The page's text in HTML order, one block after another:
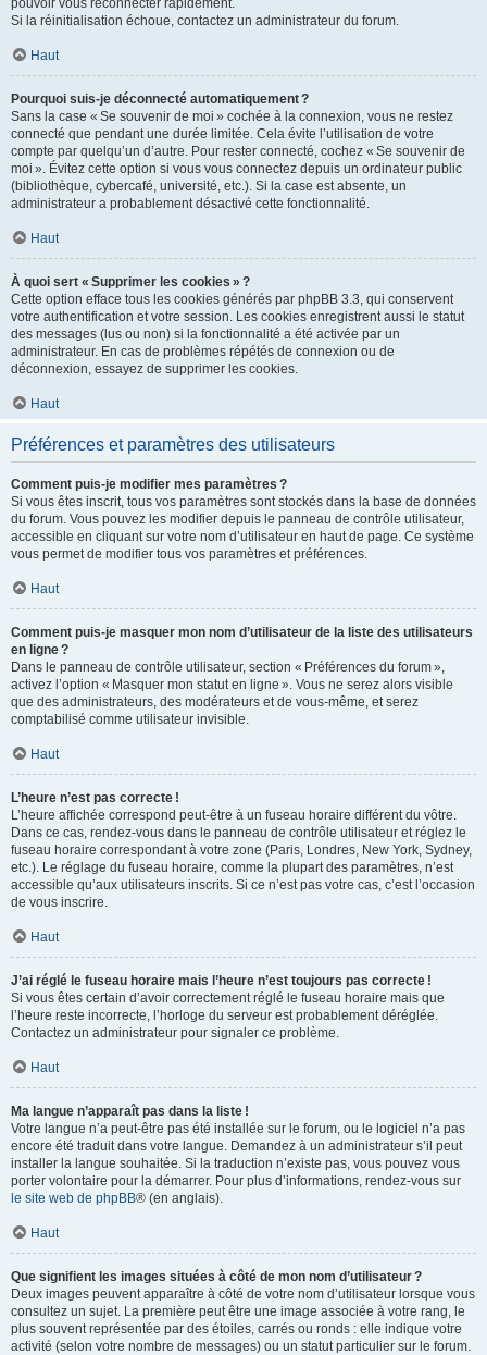
pouvoir vous reconnecter rapidement.
Si la réinitialisation échoue, contactez un administrateur du forum.
Haut
Pourquoi suis-je déconnecté automatiquement ?
Sans la case « Se souvenir de moi » cochée à la connexion, vous ne restez
connecté que pendant une durée limitée. Cela évite l’utilisation de votre
compte par quelqu’un d’autre. Pour rester connecté, cochez « Se souvenir de
moi ». Évitez cette option si vous vous connectez depuis un ordinateur public
(bibliothèque, cybercafé, université, etc.). Si la case est absente, un
administrateur a probablement désactivé cette fonctionnalité.
Haut
À quoi sert « Supprimer les cookies » ?
Cette option efface tous les cookies générés par phpBB 3.3, qui conservent
votre authentification et votre session. Les cookies enregistrent aussi le statut
des messages (lus ou non) si la fonctionnalité a été activée par un
administrateur. En cas de problèmes répétés de connexion ou de
déconnexion, essayez de supprimer les cookies.
Haut
Préférences et paramètres des utilisateurs
Comment puis-je modifier mes paramètres ?
Si vous êtes inscrit, tous vos paramètres sont stockés dans la base de données
du forum. Vous pouvez les modifier depuis le panneau de contrôle utilisateur,
accessible en cliquant sur votre nom d’utilisateur en haut de page. Ce système
vous permet de modifier tous vos paramètres et préférences.
Haut
Comment puis-je masquer mon nom d’utilisateur de la liste des utilisateurs
en ligne ?
Dans le panneau de contrôle utilisateur, section « Préférences du forum »,
activez l’option « Masquer mon statut en ligne ». Vous ne serez alors visible
que des administrateurs, des modérateurs et de vous-même, et serez
comptabilisé comme utilisateur invisible.
Haut
L’heure n’est pas correcte !
L’heure affichée correspond peut-être à un fuseau horaire différent du vôtre.
Dans ce cas, rendez-vous dans le panneau de contrôle utilisateur et réglez le
fuseau horaire correspondant à votre zone (Paris, Londres, New York, Sydney,
etc.). Le réglage du fuseau horaire, comme la plupart des paramètres, n’est
accessible qu’aux utilisateurs inscrits. Si ce n’est pas votre cas, c’est l’occasion
de vous inscrire.
Haut
J’ai réglé le fuseau horaire mais l’heure n’est toujours pas correcte !
Si vous êtes certain d’avoir correctement réglé le fuseau horaire mais que
l’heure reste incorrecte, l’horloge du serveur est probablement déréglée.
Contactez un administrateur pour signaler ce problème.
Haut
Ma langue n’apparaît pas dans la liste !
Votre langue n’a peut-être pas été installée sur le forum, ou le logiciel n’a pas
encore été traduit dans votre langue. Demandez à un administrateur s’il peut
installer la langue souhaitée. Si la traduction n’existe pas, vous pouvez vous
porter volontaire pour la démarrer. Pour plus d’informations, rendez-vous sur
le site web de phpBB® (en anglais).
Haut
Que signifient les images situées à côté de mon nom d’utilisateur ?
Deux images peuvent apparaître à côté de votre nom d’utilisateur lorsque vous
consultez un sujet. La première peut être une image associée à votre rang, le
plus souvent représentée par des étoiles, carrés ou ronds : elle indique votre
activité (selon votre nombre de messages) ou un statut particulier sur le forum.